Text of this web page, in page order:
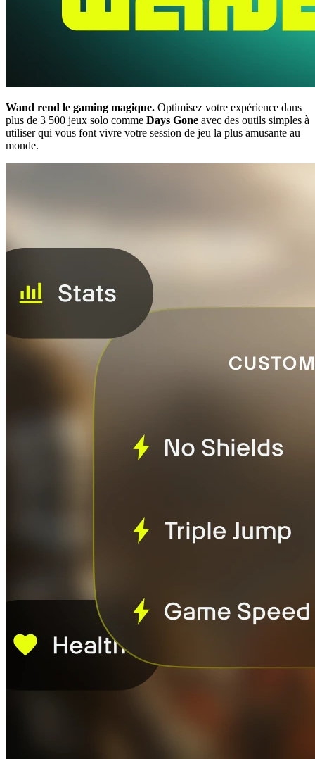
Wand rend le gaming magique. Optimisez votre expérience dans
plus de 3 500 jeux solo comme Days Gone avec des outils simples à
utiliser qui vous font vivre votre session de jeu la plus amusante au
monde.